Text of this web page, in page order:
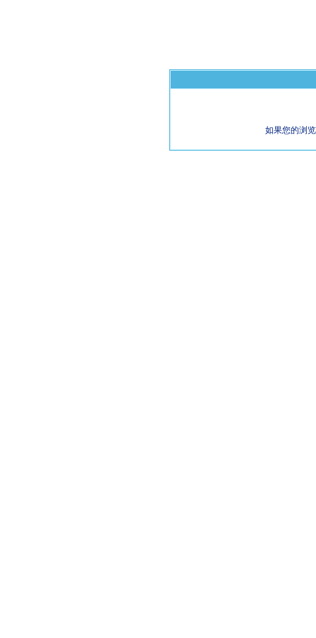
如果您的浏